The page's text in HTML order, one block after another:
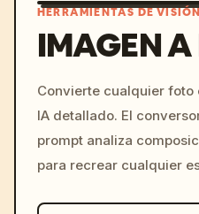
HERRAMIENTAS DE
IMAGEN A
Convierte cualquier foto
IA detallado. El
prompt analiza
para recrear cualquier